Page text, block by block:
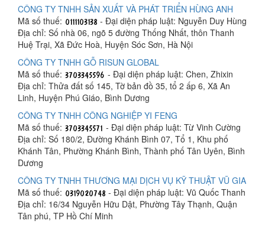
CÔNG TY TNHH SẢN XUẤT VÀ PHÁT TRIỂN HÙNG ANH
Mã số thuế:
- Đại diện pháp luật: Nguyễn Duy Hùng
Địa chỉ: Số nhà 06, ngõ 5 đường Thống Nhất, thôn Thanh
Huệ Trại, Xã Đức Hoà, Huyện Sóc Sơn, Hà Nội
CÔNG TY TNHH GỖ RISUN GLOBAL
Mã số thuế:
- Đại diện pháp luật: Chen, Zhixin
Địa chỉ: Thửa đất số 145, Tờ bản đồ 35, tổ 2 ấp 6, Xã An
Linh, Huyện Phú Giáo, Bình Dương
CÔNG TY TNHH CÔNG NGHIỆP YI FENG
Mã số thuế:
- Đại diện pháp luật: Từ Vinh Cường
Địa chỉ: Số 180/2, Đường Khánh Bình 07, Tổ 1, Khu phố
Khánh Tân, Phường Khánh Bình, Thành phố Tân Uyên, Bình
Dương
CÔNG TY TNHH THƯƠNG MẠI DỊCH VỤ KỸ THUẬT VŨ GIA
Mã số thuế:
- Đại diện pháp luật: Vũ Quốc Thanh
Địa chỉ: 16/34 Nguyễn Hữu Dật, Phường Tây Thạnh, Quận
Tân phú, TP Hồ Chí Minh